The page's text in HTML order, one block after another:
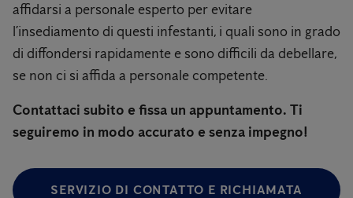
affidarsi a personale esperto per evitare
l’insediamento di questi infestanti, i quali sono in grado
di diffondersi rapidamente e sono difficili da debellare,
se non ci si affida a personale competente.
Contattaci subito e fissa un appuntamento. Ti
seguiremo in modo accurato e senza impegno!
SERVIZIO DI CONTATTO E RICHIAMATA